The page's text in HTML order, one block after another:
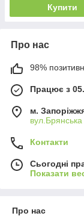
Купити
Про нас
98%
Працює з
м.
Контакти
Сьогодні
Показати
Про нас